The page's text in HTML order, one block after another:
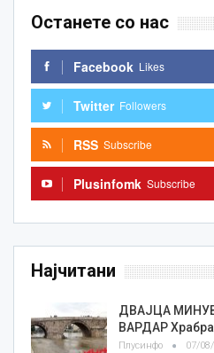
Останете со нас
Facebook Likes
Twitter Followers
RSS Subscribe
Plusinfomk Subscribe
Најчитани
ДВАЈЦА
ВАРДАР Храбра
Плусинфо 07/